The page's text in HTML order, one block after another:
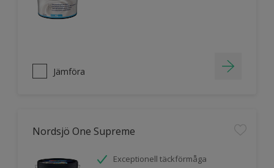
Jämföra
Nordsjö One Supreme
Exceptionell täckförmåga